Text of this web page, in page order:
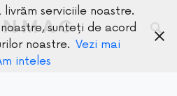
serviciile noastre.
sunteți de acord
noastre. Vezi mai
inteles